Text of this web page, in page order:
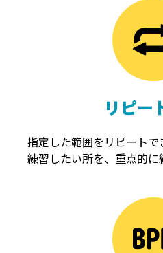
リピー
指定した範囲をリピートで
練習したい所を、重点的に